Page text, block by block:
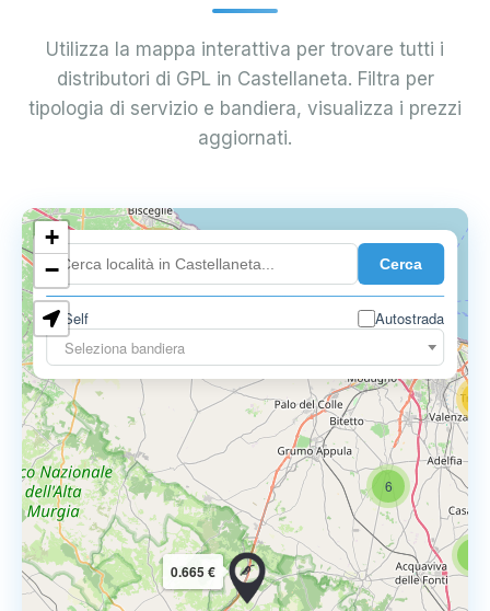
Utilizza la mappa interattiva per trovare tutti i
distributori di GPL in Castellaneta. Filtra per
tipologia di servizio e bandiera, visualizza i prezzi
aggiornati.
Cerca
Self
Autostrada
Seleziona bandiera
4
6
0.665 €
+
−